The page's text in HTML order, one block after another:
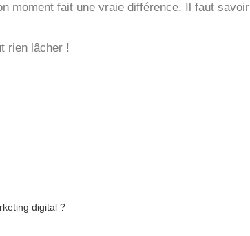
moment fait une vraie différence. Il faut savoir
rien lâcher !
digital ?